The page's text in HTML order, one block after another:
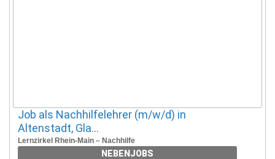
Job als Nachhilfelehrer (m/w/d) in
Altenstadt, Gla...
Lernzirkel Rhein-Main – Nachhilfe
NEBENJOBS